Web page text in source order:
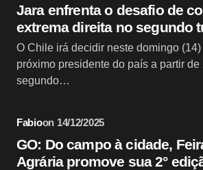
Jara enfrenta o desafio de
extrema direita no segundo
O Chile irá decidir neste domingo
próximo presidente do país a partir de
segundo…
Fabioon 14/12/2025
GO: Do campo à cidade,
Agrária promove sua 2°